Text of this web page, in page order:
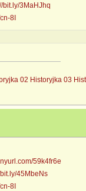
bit.ly/3MaHJhq
8I
02 Historyjka 03
59k4fr6e
45MbeNs
8I